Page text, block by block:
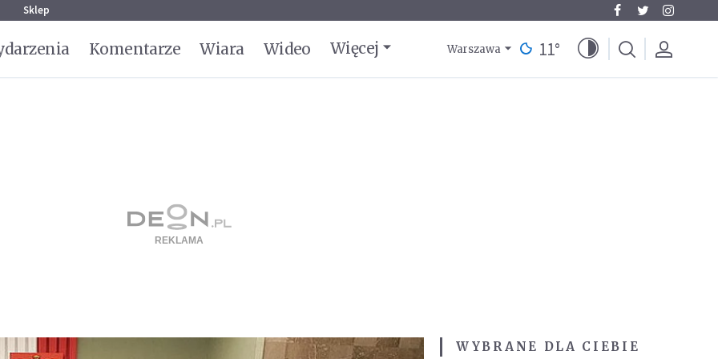
Sklep
Komentarze Wiara Wideo Więcej Warszawa 11°
WYBRANE DLA CIEBIE